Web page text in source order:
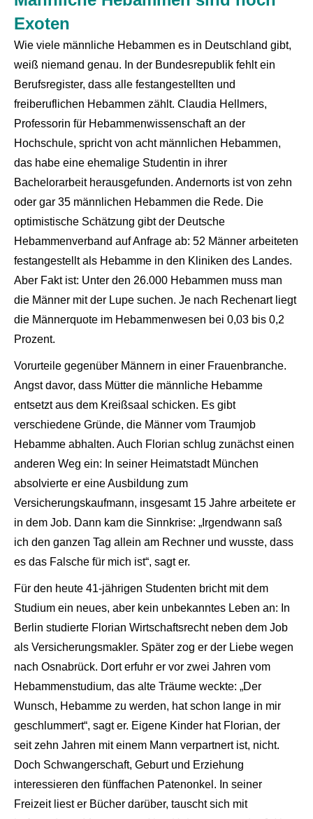
Exoten
Wie viele männliche Hebammen es in Deutschland gibt,
weiß niemand genau. In der Bundesrepublik fehlt ein
Berufsregister, dass alle festangestellten und
freiberuflichen Hebammen zählt. Claudia Hellmers,
Professorin für Hebammenwissenschaft an der
Hochschule, spricht von acht männlichen Hebammen,
das habe eine ehemalige Studentin in ihrer
Bachelorarbeit herausgefunden. Andernorts ist von zehn
oder gar 35 männlichen Hebammen die Rede. Die
optimistische Schätzung gibt der Deutsche
Hebammenverband auf Anfrage ab: 52 Männer arbeiteten
festangestellt als Hebamme in den Kliniken des Landes.
Aber Fakt ist: Unter den 26.000 Hebammen muss man
die Männer mit der Lupe suchen. Je nach Rechenart liegt
die Männerquote im Hebammenwesen bei 0,03 bis 0,2
Prozent.
Vorurteile gegenüber Männern in einer Frauenbranche.
Angst davor, dass Mütter die männliche Hebamme
entsetzt aus dem Kreißsaal schicken. Es gibt
verschiedene Gründe, die Männer vom Traumjob
Hebamme abhalten. Auch Florian schlug zunächst einen
anderen Weg ein: In seiner Heimatstadt München
absolvierte er eine Ausbildung zum
Versicherungskaufmann, insgesamt 15 Jahre arbeitete er
in dem Job. Dann kam die Sinnkrise: „Irgendwann saß
ich den ganzen Tag allein am Rechner und wusste, dass
es das Falsche für mich ist“, sagt er.
Für den heute 41-jährigen Studenten bricht mit dem
Studium ein neues, aber kein unbekanntes Leben an: In
Berlin studierte Florian Wirtschaftsrecht neben dem Job
als Versicherungsmakler. Später zog er der Liebe wegen
nach Osnabrück. Dort erfuhr er vor zwei Jahren vom
Hebammenstudium, das alte Träume weckte: „Der
Wunsch, Hebamme zu werden, hat schon lange in mir
geschlummert“, sagt er. Eigene Kinder hat Florian, der
seit zehn Jahren mit einem Mann verpartnert ist, nicht.
Doch Schwangerschaft, Geburt und Erziehung
interessieren den fünffachen Patenonkel. In seiner
Freizeit liest er Bücher darüber, tauscht sich mit